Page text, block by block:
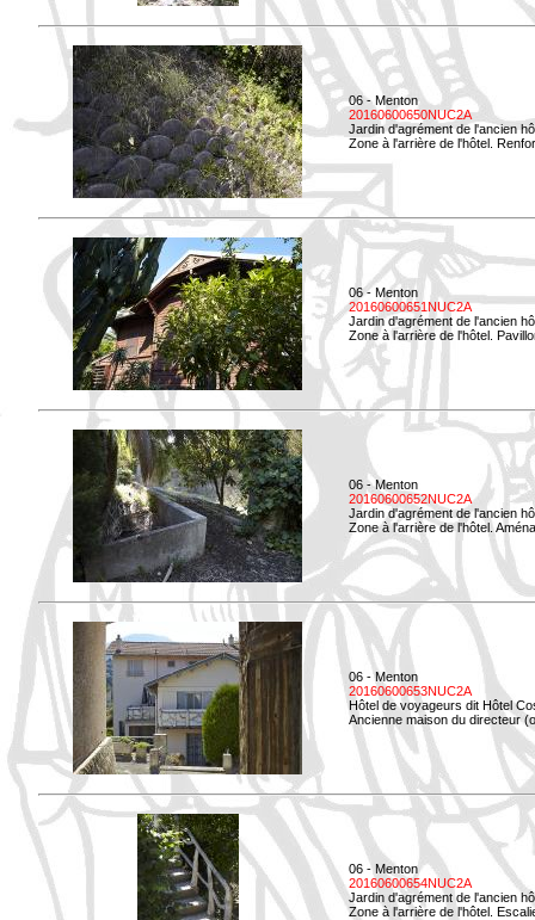
06 - Menton
20160600650NUC2A
Jardin d'agrément de l'ancien
Zone à l'arrière de l'hôtel.
06 - Menton
20160600651NUC2A
Jardin d'agrément de l'ancien
Zone à l'arrière de l'hôtel.
06 - Menton
20160600652NUC2A
Jardin d'agrément de l'ancien
Zone à l'arrière de l'hôtel.
06 - Menton
20160600653NUC2A
Hôtel de voyageurs dit Hôtel
Ancienne maison du directeur
06 - Menton
20160600654NUC2A
Jardin d'agrément de l'ancien
Zone à l'arrière de l'hôtel.